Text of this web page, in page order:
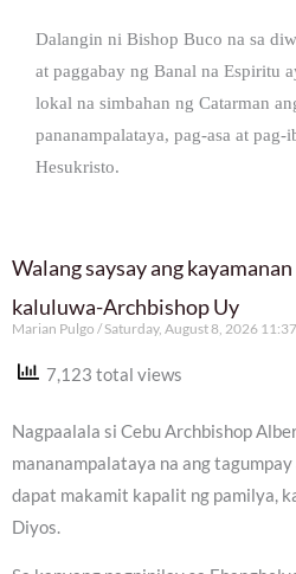
Dalangin ni Bishop Buco na sa
at paggabay ng Banal na Espiritu
lokal na simbahan ng Catarman
pananampalataya, pag-asa at
Hesukristo.
Walang saysay ang
kaluluwa-Archbishop Uy
Marian Pulgo Saturday, August 8, 2026
7,123 total views
Nagpaalala si Cebu Archbishop
mananampalataya na ang
dapat makamit kapalit ng pamilya,
Diyos.